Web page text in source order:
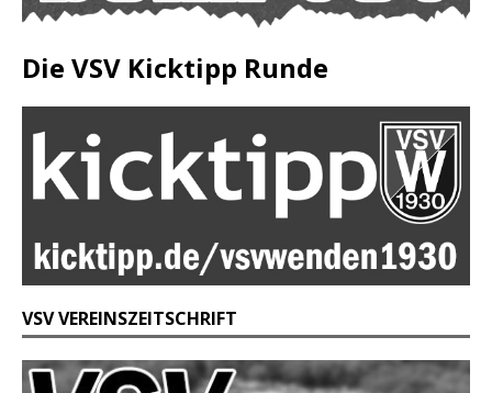
Die VSV Kicktipp Runde
VSV VEREINSZEITSCHRIFT